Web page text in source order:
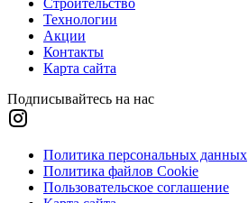
Строительство
Технологии
Акции
Контакты
Карта сайта
Подписывайтесь на нас
Политика персональных данных
Политика файлов Cookie
Пользовательское соглашение